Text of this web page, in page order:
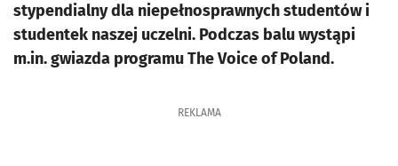
stypendialny dla niepełnosprawnych studentów i
studentek naszej uczelni. Podczas balu wystąpi
m.in. gwiazda programu The Voice of Poland.
REKLAMA